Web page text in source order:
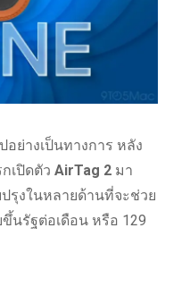
อย่างเป็นทางการ หลัง
เปิดตัว AirTag 2มา
รุงในหลายด้านที่จะช่วย
นรัฐต่อเดือน หรือ 129